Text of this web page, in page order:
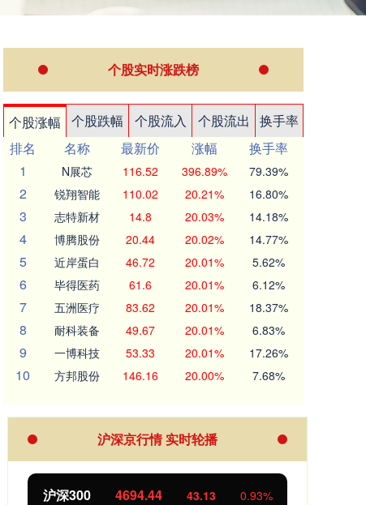
个股实时涨跌榜
个股涨幅 个股跌幅 个股流入 个股流出
换手率
排名
名称 最新价 涨幅
换手率
1
N展芯 116.52 396.89% 79.39%
2 锐翔智能 110.02 20.21% 16.80%
3 志特新材 14.8 20.03% 14.18%
4 博腾股份 20.44 20.02% 14.77%
5 近岸蛋白 46.72 20.01% 5.62%
6 毕得医药 61.6 20.01% 6.12%
7 五洲医疗 83.62 20.01% 18.37%
8 耐科装备 49.67 20.01% 6.83%
9 一博科技 53.33 20.01% 17.26%
10 方邦股份 146.16 20.00% 7.68%
沪深京行情 实时轮播
沪深300 4694.44 43.13 0.93%